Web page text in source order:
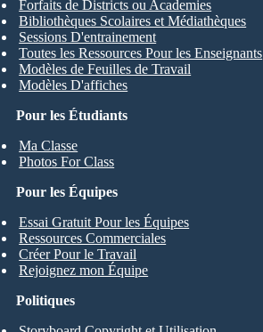
Pour les Étudiants
Ma Classe
Photos For Class
Forfaits de Districts ou Academies
Bibliothèques Scolaires et Médiathèques
Sessions D'entrainement
Toutes les Ressources Pour les Enseignants
Modèles de Feuilles de Travail
Modèles D'affiches
Pour les Équipes
Essai Gratuit Pour les Équipes
Ressources Commerciales
Créer Pour le Travail
Rejoignez mon Équipe
Politiques